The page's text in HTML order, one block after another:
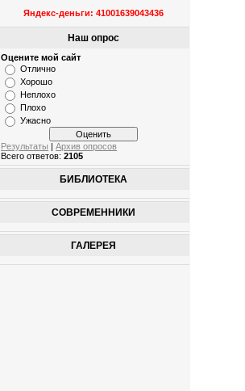
Яндекс-деньги: 41001639043436
Наш опрос
Оцените мой сайт
Отлично
Хорошо
Неплохо
Плохо
Ужасно
Результаты |Архив опросов
Всего ответов:2105
БИБЛИОТЕКА
СОВРЕМЕННИКИ
ГАЛЕРЕЯ